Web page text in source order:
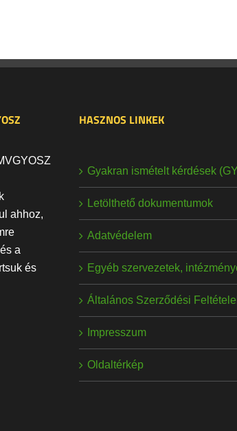
ahhoz,
a
és
HASZNOS LINKEK
Gyakran ismételt kérdések
Letölthető dokumentumok
Adatvédelem
Egyéb szervezetek,
Általános Szerződési
Impresszum
Oldaltérkép